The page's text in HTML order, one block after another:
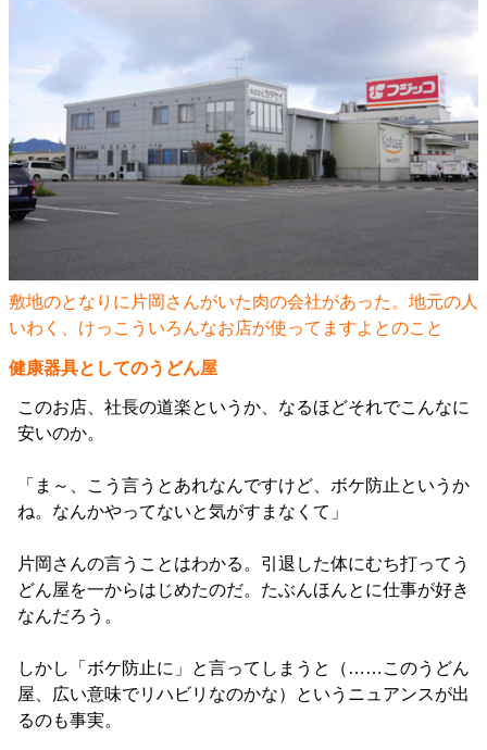
敷地のとなりに片岡さんがいた肉の会社があった。地元の人
いわく、けっこういろんなお店が使ってますよとのこと
健康器具としてのうどん屋
このお店、社長の道楽というか、なるほどそれでこんなに
安いのか。
「ま～、こう言うとあれなんですけど、ボケ防止というか
ね。なんかやってないと気がすまなくて」
片岡さんの言うことはわかる。引退した体にむち打ってう
どん屋を一からはじめたのだ。たぶんほんとに仕事が好き
なんだろう。
しかし「ボケ防止に」と言ってしまうと（……このうどん
屋、広い意味でリハビリなのかな）というニュアンスが出
るのも事実。